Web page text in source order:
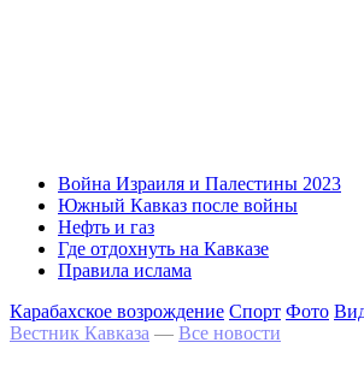
Война Израиля и Палестины 2023
Южный Кавказ после войны
Нефть и газ
Где отдохнуть на Кавказе
Правила ислама
Карабахское возрождение Спорт Фото
Вестник Кавказа — Все новости